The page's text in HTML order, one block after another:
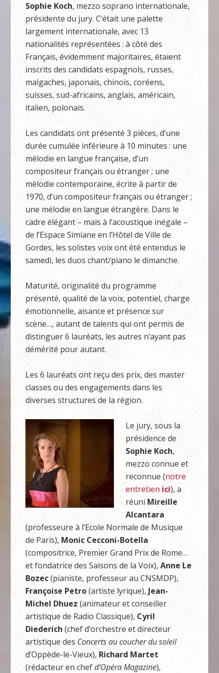
Sophie Koch, mezzo soprano internationale,
présidente du jury. C’était une palette
largement internationale, avec 13
nationalités représentées : à côté des
Français, évidemment majoritaires, étaient
inscrits des candidats espagnols, russes,
malgaches, japonais, chinois, coréens,
suisses, sud-africains, anglais, américain,
italien, polonais.
Les candidats ont présenté 3 pièces, d’une
durée cumulée inférieure à 10 minutes : une
mélodie en langue française, d’un
compositeur français ou étranger ; une
mélodie contemporaine, écrite à partir de
1970, d’un compositeur français ou étranger ;
une mélodie en langue étrangère. Dans le
cadre élégant – mais à l’acoustique inégale –
de l’Espace Simiane en l’Hôtel de Ville de
Gordes, les solistes voix ont été entendus le
samedi, les duos chant/piano le dimanche.
Maturité, originalité du programme
présenté, qualité de la voix, potentiel, charge
émotionnelle, aisance et présence sur
scène…, autant de talents qui ont permis de
distinguer 6 lauréats, les autres n’ayant pas
démérité pour autant.
Les 6 lauréats ont reçu des prix, des master
classes ou des engagements dans les
diverses structures de la région.
Le jury, sous la
présidence de
Sophie Koch,
mezzo connue et
reconnue (notre
entretien ici), a
réuni Mireille
Alcantara
(professeure à l’Ecole Normale de Musique
de Paris), Monic Cecconi-Botella
(compositrice, Premier Grand Prix de Rome…
et fondatrice des Saisons de la Voix),Anne Le
Bozec(pianiste, professeur au CNSMDP),
Françoise Petro(artiste lyrique), Jean-
Michel Dhuez (animateur et conseiller
artistique de Radio Classique), Cyril
Diederich (chef d’orchestre et directeur
artistique des Concerts au coucher du soleil
d’Oppède-le-Vieux), Richard Martet
(rédacteur en chefd’Opéra Magazine),